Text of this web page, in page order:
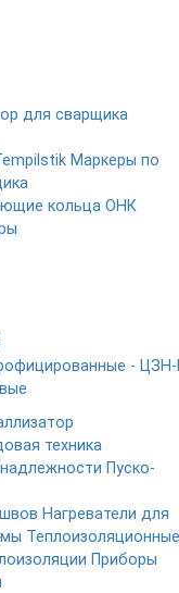
для сварщика
Маркеры по
кольца ОНК
- ЦЗН-
техника
Пуско-
Нагреватели для
Теплоизоляционные
Приборы